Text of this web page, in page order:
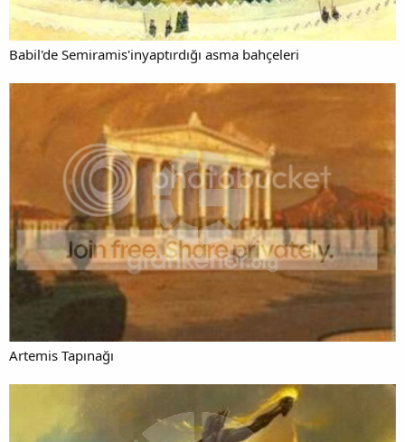
Babil'de Semiramis'inyaptırdığı asma bahçeleri
Artemis Tapınağı